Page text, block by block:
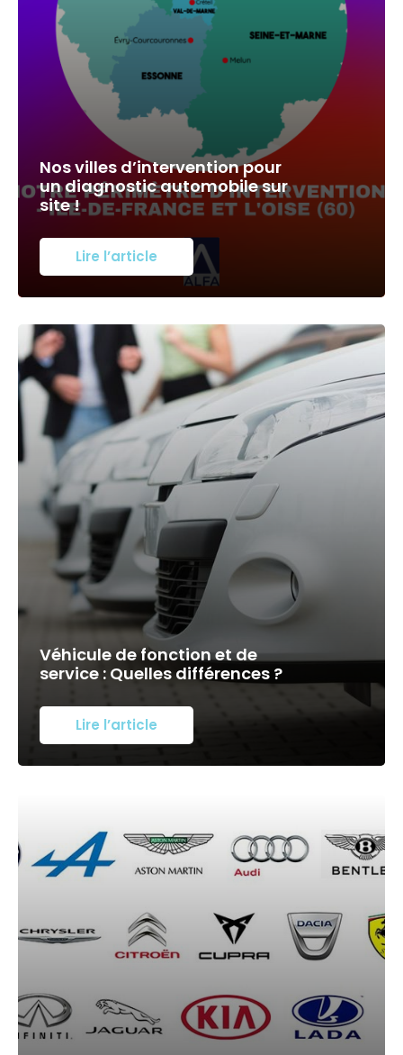
Nos villes d’intervention pour
un diagnostic automobile sur
site !
Lire l’article
Véhicule de fonction et de
service : Quelles différences ?
Lire l’article